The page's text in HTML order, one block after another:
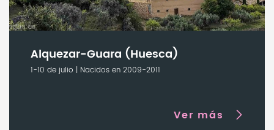
Alquezar-Guara (Huesca)
1-10 de julio | Nacidos en 2009-2011
Ver más